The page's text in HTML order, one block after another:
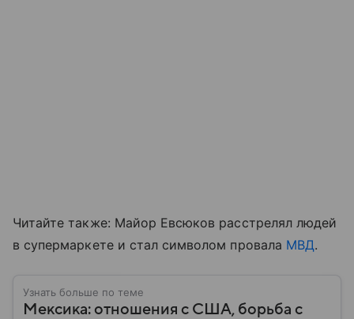
Читайте также: Майор Евсюков расстрелял людей
в супермаркете и стал символом провала МВД.
Узнать больше по теме
Мексика: отношения с США, борьба с